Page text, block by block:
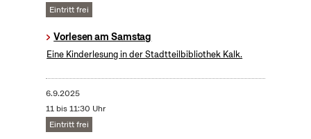
Eintritt frei
Vorlesen am Samstag
Eine Kinderlesung in der Stadtteilbibliothek Kalk.
6.9.2025
11 bis 11:30 Uhr
Eintritt frei